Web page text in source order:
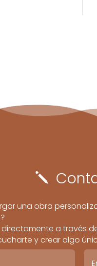
j
una obra
a través
y crear algo